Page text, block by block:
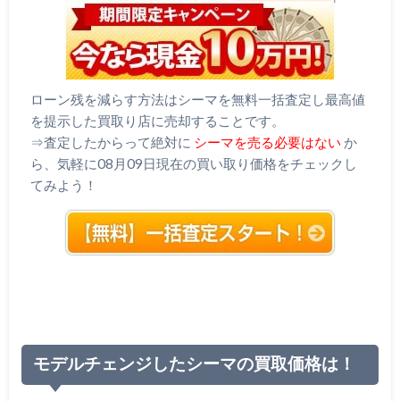
ローン残を減らす方法はシーマを無料一括査定し最高値
を提示した買取り店に売却することです。
⇒査定したからって絶対に シーマを売る必要はない か
ら、気軽に08月09日現在の買い取り価格をチェックし
てみよう！
モデルチェンジしたシーマの買取価格は！